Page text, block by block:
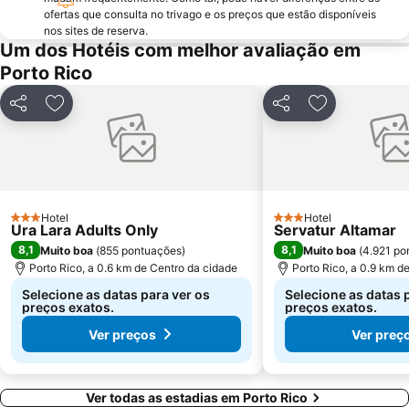
Paseo De Las Canteras
Thalasso
Las Burras-Puerto Chico
Bahia Feliz
Triana
Agua Dulce
Playa de Tufia
Carnaval de Las Palmas de Gran Canaria
Puerto de Mogan
Talasoterapia Canarias San Agustín
Calabria
Qué ver en tres días
Arguineguín
Aqualand Maspalomas
Playa de las Casillas
Faro de Maspalomas
ofertas que consulta no trivago e os preços que estão disponíveis
nos sites de reserva.
Um dos Hotéis com melhor avaliação em
Porto Rico
PartilharAdicionar aos favoritos
3 Estrelas
Hotel
Ura Lara Adults Only
8,1 Muito boa (855 pontuações)
Porto Rico, a 0.6 km de Centro da cidade
Selecione as datas para ver os
preços exatos.
Ver preços
PartilharAdicionar
3 Estrelas
Hotel
Servatur Altamar
8,1 Muito boa (4.921
Porto Rico, a 0.9 km
Selecione as datas
preços exatos.
Ver
Ver todas as estadias em Porto Rico